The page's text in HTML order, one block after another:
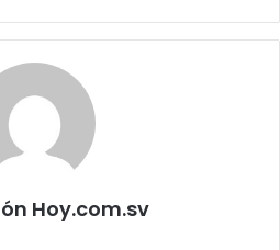
Hoy.com.sv